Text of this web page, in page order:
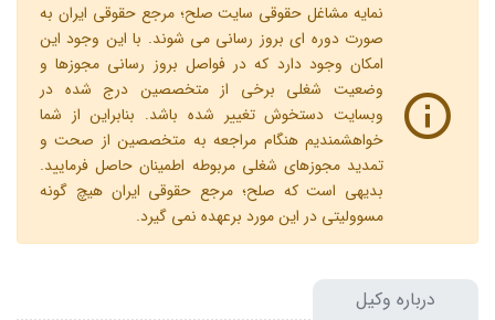
نمایه مشاغل حقوقی سایت صلح؛ مرجع حقوقی ایران به
صورت دوره ای بروز رسانی می شوند. با این وجود این
امکان وجود دارد که در فواصل بروز رسانی مجوزها و
وضعیت شغلی برخی از متخصصین درج شده در
وبسایت دستخوش تغییر شده باشد. بنابراین از شما
خواهشمندیم هنگام مراجعه به متخصصین از صحت و
تمدید مجوزهای شغلی مربوطه اطمینان حاصل فرمایید.
بدیهی است که صلح؛ مرجع حقوقی ایران هیچ گونه
مسوولیتی در این مورد برعهده نمی گیرد.
درباره وکیل